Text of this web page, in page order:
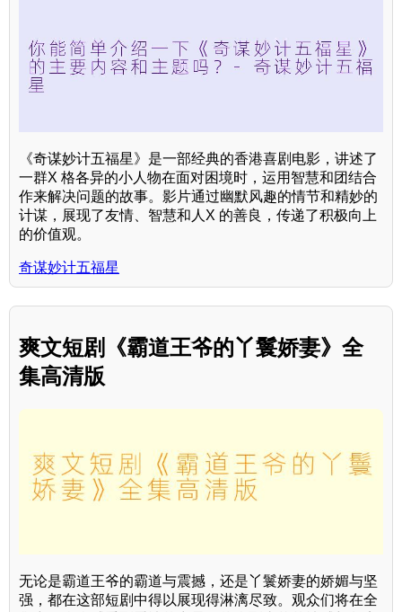
《奇谋妙计五福星》是一部经典的香港喜剧电影，讲述了
一群X 格各异的小人物在面对困境时，运用智慧和团结合
作来解决问题的故事。影片通过幽默风趣的情节和精妙的
计谋，展现了友情、智慧和人X 的善良，传递了积极向上
的价值观。
奇谋妙计五福星
爽文短剧《霸道王爷的丫鬟娇妻》全
集高清版
无论是霸道王爷的霸道与震撼，还是丫鬟娇妻的娇媚与坚
强，都在这部短剧中得以展现得淋漓尽致。观众们将在全